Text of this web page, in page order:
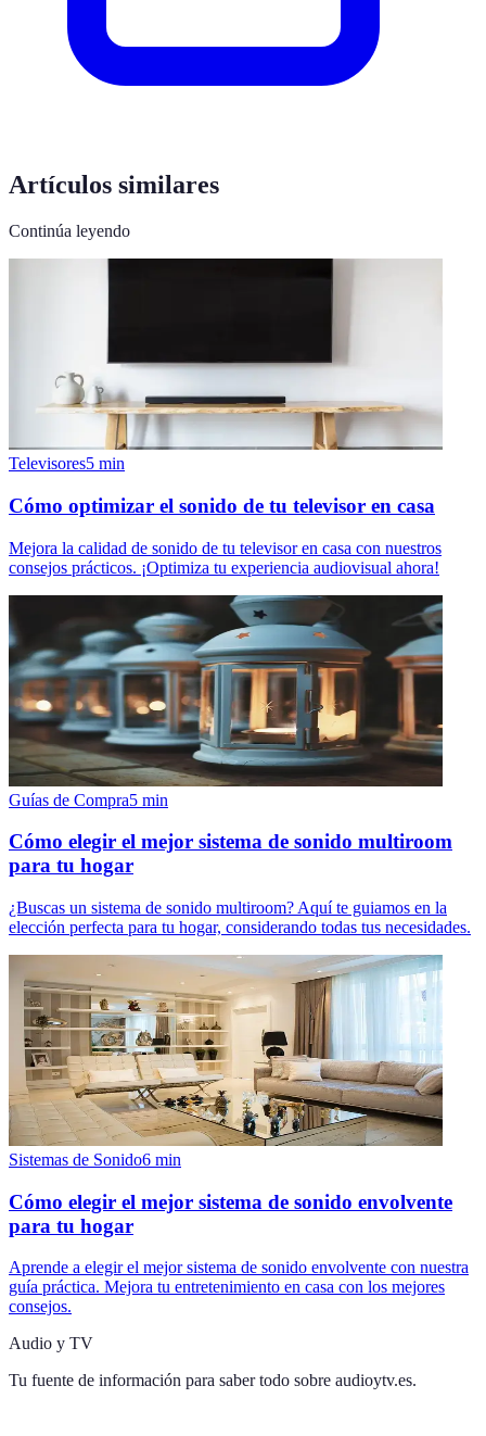
Artículos similares
Continúa leyendo
Televisores5 min
Cómo optimizar el sonido de tu televisor en casa
Mejora la calidad de sonido de tu televisor en casa con nuestros
consejos prácticos. ¡Optimiza tu experiencia audiovisual ahora!
Guías de Compra5 min
Cómo elegir el mejor sistema de sonido multiroom
para tu hogar
¿Buscas un sistema de sonido multiroom? Aquí te guiamos en la
elección perfecta para tu hogar, considerando todas tus necesidades.
Sistemas de Sonido6 min
Cómo elegir el mejor sistema de sonido envolvente
para tu hogar
Aprende a elegir el mejor sistema de sonido envolvente con nuestra
guía práctica. Mejora tu entretenimiento en casa con los mejores
consejos.
Audio y TV
Tu fuente de información para saber todo sobre audioytv.es.